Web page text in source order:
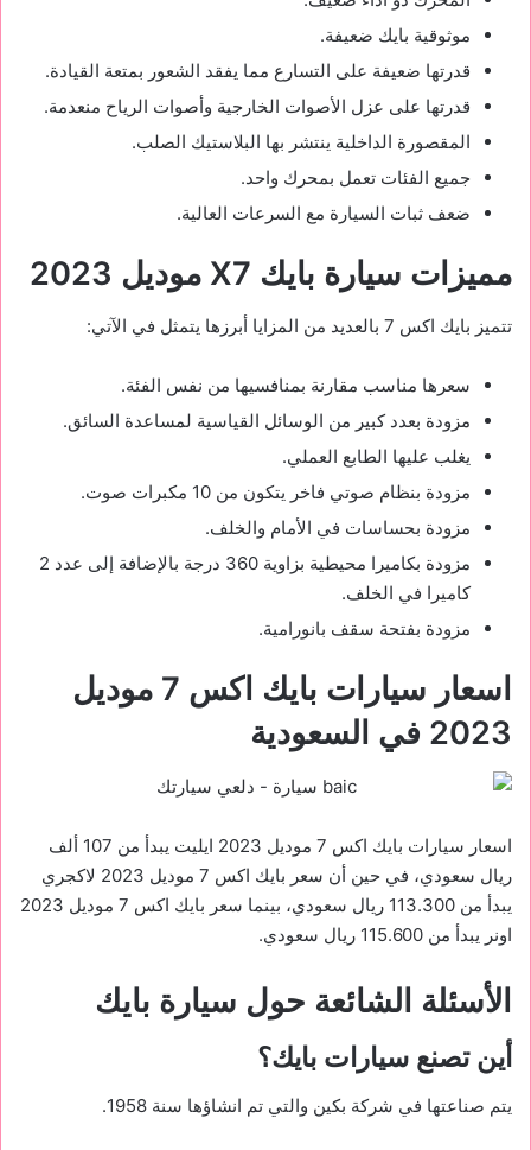
موثوقية بايك ضعيفة.
قدرتها ضعيفة على التسارع مما يفقد الشعور بمتعة القيادة.
قدرتها على عزل الأصوات الخارجية وأصوات الرياح منعدمة.
المقصورة الداخلية ينتشر بها البلاستيك الصلب.
جميع الفئات تعمل بمحرك واحد.
ضعف ثبات السيارة مع السرعات العالية.
مميزات سيارة بايك X7 موديل 2023
تتميز بايك اكس 7 بالعديد من المزايا أبرزها يتمثل في الآتي:
سعرها مناسب مقارنة بمنافسيها من نفس الفئة.
مزودة بعدد كبير من الوسائل القياسية لمساعدة السائق.
يغلب عليها الطابع العملي.
مزودة بنظام صوتي فاخر يتكون من 10 مكبرات صوت.
مزودة بحساسات في الأمام والخلف.
مزودة بكاميرا محيطية بزاوية 360 درجة بالإضافة إلى عدد 2
كاميرا في الخلف.
مزودة بفتحة سقف بانورامية.
اسعار سيارات بايك اكس 7 موديل
2023 في السعودية
اسعار سيارات بايك اكس 7 موديل 2023 ايليت يبدأ من 107 ألف
ريال سعودي، في حين أن سعر بايك اكس 7 موديل 2023 لاكجري
يبدأ من 113.300 ريال سعودي، بينما سعر بايك اكس 7 موديل 2023
اونر يبدأ من 115.600 ريال سعودي.
الأسئلة الشائعة حول سيارة بايك
أين تصنع سيارات بايك؟
يتم صناعتها في شركة بكين والتي تم انشاؤها سنة 1958.